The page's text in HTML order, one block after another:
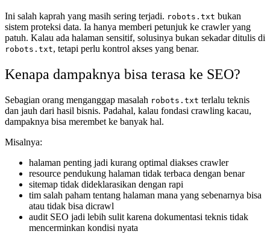
Ini salah kaprah yang masih sering terjadi. robots.txt bukan
sistem proteksi data. Ia hanya memberi petunjuk ke crawler yang
patuh. Kalau ada halaman sensitif, solusinya bukan sekadar ditulis di
robots.txt, tetapi perlu kontrol akses yang benar.
Kenapa dampaknya bisa terasa ke SEO?
Sebagian orang menganggap masalah robots.txt terlalu teknis
dan jauh dari hasil bisnis. Padahal, kalau fondasi crawling kacau,
dampaknya bisa merembet ke banyak hal.
Misalnya:
halaman penting jadi kurang optimal diakses crawler
resource pendukung halaman tidak terbaca dengan benar
sitemap tidak dideklarasikan dengan rapi
tim salah paham tentang halaman mana yang sebenarnya bisa
atau tidak bisa dicrawl
audit SEO jadi lebih sulit karena dokumentasi teknis tidak
mencerminkan kondisi nyata